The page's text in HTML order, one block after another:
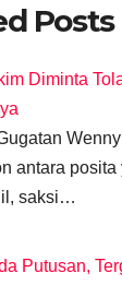
e
gr
m
ail
Posts
Diminta
antara posita
saksi…
Putusan,